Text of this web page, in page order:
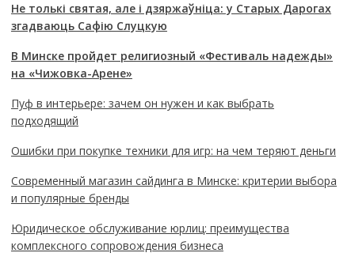
Не толькі святая, але і дзяржаўніца: у Старых Дарогах
згадваюць Сафію Слуцкую
В Минске пройдет религиозный «Фестиваль надежды»
на «Чижовка-Арене»
Пуф в интерьере: зачем он нужен и как выбрать
подходящий
Ошибки при покупке техники для игр: на чем теряют деньги
Современный магазин сайдинга в Минске: критерии выбора
и популярные бренды
Юридическое обслуживание юрлиц: преимущества
комплексного сопровождения бизнеса